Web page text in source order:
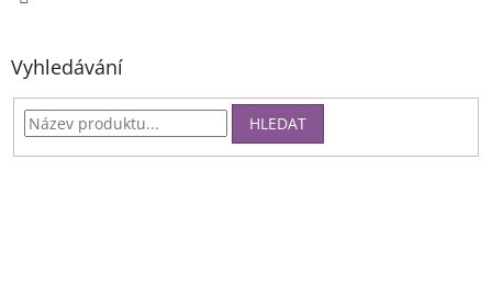
Vyhledávání
HLEDAT